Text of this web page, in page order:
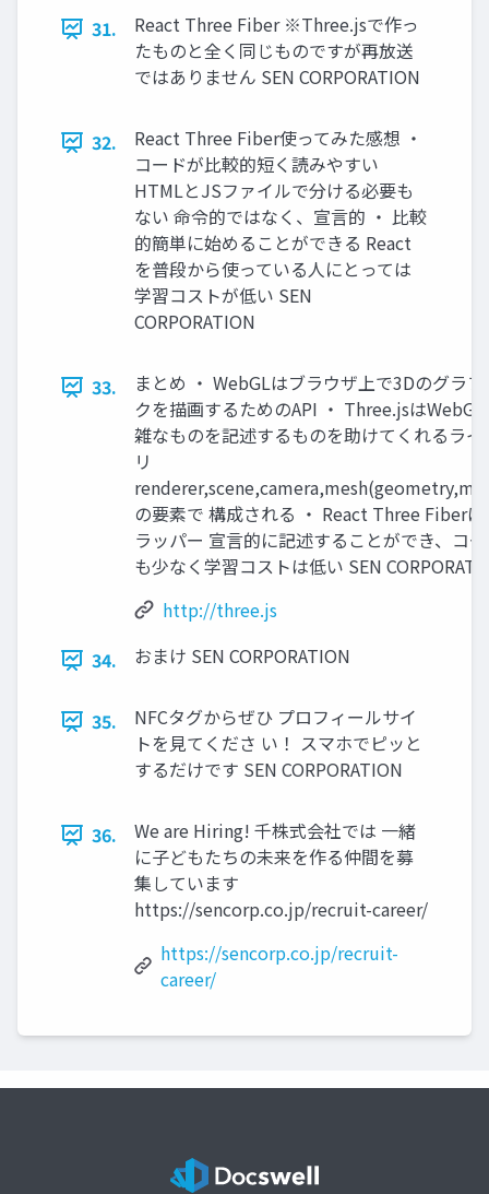
31.
React Three Fiber ※Three.jsで作っ
たものと全く同じものですが再放送
ではありません SEN CORPORATION
32.
React Three Fiber使ってみた感想 ・
コードが比較的短く読みやすい
HTMLとJSファイルで分ける必要も
ない 命令的ではなく、宣言的 ・ 比較
的簡単に始めることができる React
を普段から使っている人にとっては
学習コストが低い SEN
CORPORATION
33.
まとめ ・ WebGLはブラウザ上で3Dのグラ
クを描画するためのAPI ・ Three.jsは
雑なものを記述するものを助けてくれるライ
リ
の要素で 構成される ・ React Three Fiber
ラッパー 宣言的に記述することができ、コ
も少なく学習コストは低い SEN
http://three.js
34.
おまけ SEN CORPORATION
35.
NFCタグからぜひ プロフィールサイ
トを見てくださ い！ スマホでピッと
するだけです SEN CORPORATION
36.
We are Hiring! 千株式会社では 一緒
に子どもたちの未来を作る仲間を募
集しています
https://sencorp.co.jp/recruit-career/
https://sencorp.co.jp/recruit-
career/